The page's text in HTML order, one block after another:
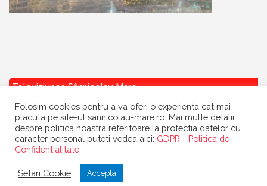
Televiziunea Sânnicolau Mare
Primaria Sannicolau Mare
gazduit de
Folosim cookies pentru a va oferi o experienta cat mai
placuta pe site-ul sannicolau-mare.ro. Mai multe detalii
despre politica noastra referitoare la protectia datelor cu
caracter personal puteti vedea aici: GDPR - Politica de
Confidentialitate
Setari Cookie Accepta